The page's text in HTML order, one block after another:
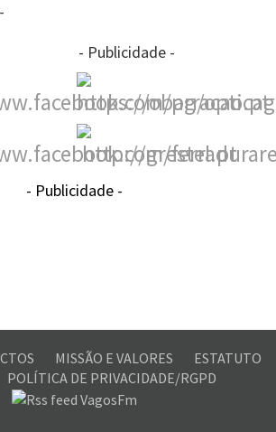
- Publicidade -
- Publicidade -
MISSÃO E VALORES
ESTATUTO
POLÍTICA DE PRIVACIDADE/RGPD